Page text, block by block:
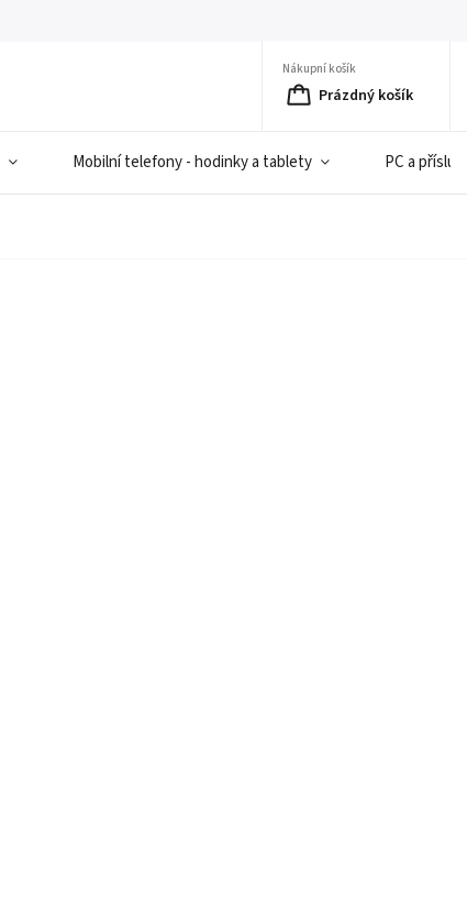
Nákupní košík
Prázdný košík
Mobilní telefony - hodinky a tablety PC a